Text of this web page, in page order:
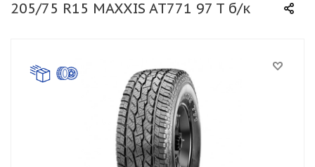
205/75 R15 MAXXIS AT771 97 T б/к